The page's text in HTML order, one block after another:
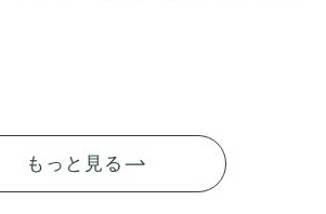
もっと見る